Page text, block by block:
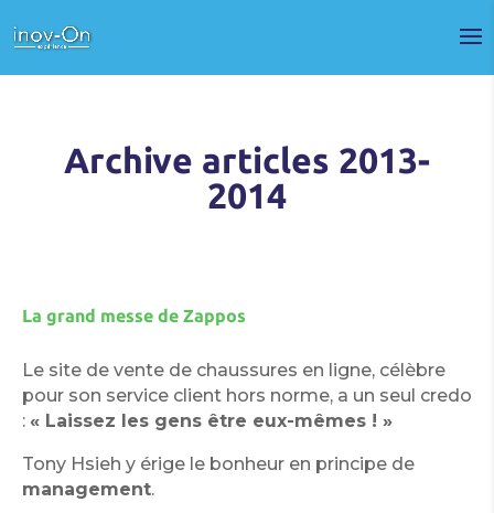
Archive articles 2013-
2014
La grand messe de Zappos
Le site de vente de chaussures en ligne, célèbre
pour son service client hors norme, a un seul credo
: « Laissez les gens être eux-mêmes ! »
Tony Hsieh y érige le bonheur en principe de
management.